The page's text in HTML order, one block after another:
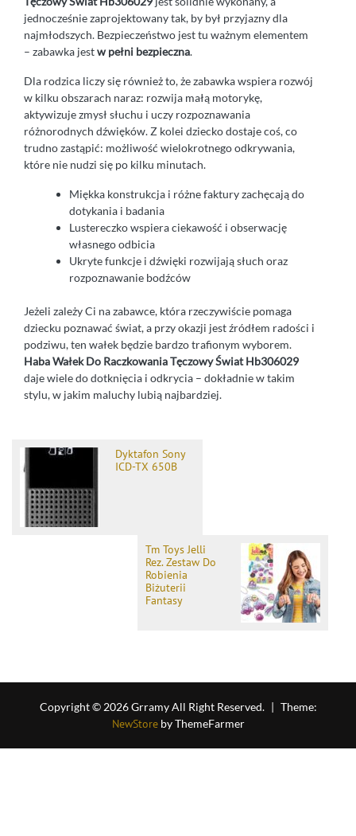
jednocześnie zaprojektowany tak, by był przyjazny dla
najmłodszych. Bezpieczeństwo jest tu ważnym elementem
– zabawka jestw pełni bezpieczna.
Dla rodzica liczy się również to, że zabawka wspiera rozwój
w kilku obszarach naraz: rozwija małą motorykę,
aktywizuje zmysł słuchu i uczy rozpoznawania
różnorodnych dźwięków. Z kolei dziecko dostaje coś, co
trudno zastąpić: możliwość wielokrotnego odkrywania,
które nie nudzi się po kilku minutach.
Miękka konstrukcja i różne faktury zachęcają do
dotykania i badania
Lustereczko wspiera ciekawość i obserwację
własnego odbicia
Ukryte funkcje i dźwięki rozwijają słuch oraz
rozpoznawanie bodźców
Jeżeli zależy Ci na zabawce, która rzeczywiście pomaga
dziecku poznawać świat, a przy okazji jest źródłem radości i
podziwu, ten wałek będzie bardzo trafionym wyborem.
Haba Wałek Do Raczkowania Tęczowy Świat Hb306029
daje wiele do dotknięcia i odkrycia – dokładnie w takim
stylu, w jakim maluchy lubią najbardziej.
Dyktafon Sony
ICD-TX 650B
Tm Toys Jelli
Rez. Zestaw Do
Robienia
Biżuterii
Fantasy
Copyright © 2026 Grramy All Right Reserved. | Theme:
NewStoreby ThemeFarmer